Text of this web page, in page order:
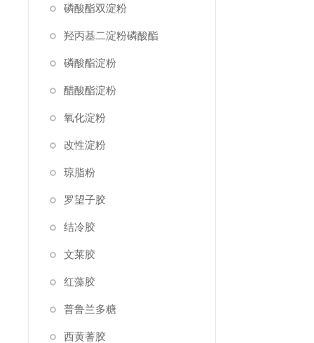
磷酸酯双淀粉
羟丙基二淀粉磷酸酯
磷酸酯淀粉
醋酸酯淀粉
氧化淀粉
改性淀粉
琼脂粉
罗望子胶
结冷胶
文莱胶
红藻胶
普鲁兰多糖
西黄蓍胶